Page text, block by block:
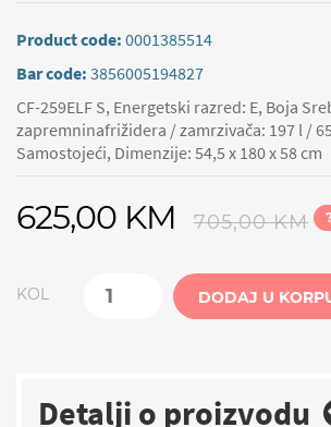
Product code: 0001385514
Bar code: 3856005194827
CF-259ELF S, Energetski razred: E, Boja
zapremninafrižidera / zamrzivača: 197 l /
Samostojeći, Dimenzije: 54,5 x 180 x 58 cm
625,00 KM 705,00 KM ?
KOL DODAJ U
Detalji o proizvodu